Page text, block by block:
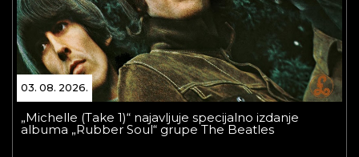
03. 08. 2026.
„Michelle (Take 1)“ najavljuje specijalno izdanje
albuma „Rubber Soul“ grupe The Beatles